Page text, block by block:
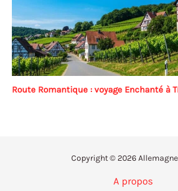
Route Romantique : voyage Enchanté à
Copyright © 2026
A propos